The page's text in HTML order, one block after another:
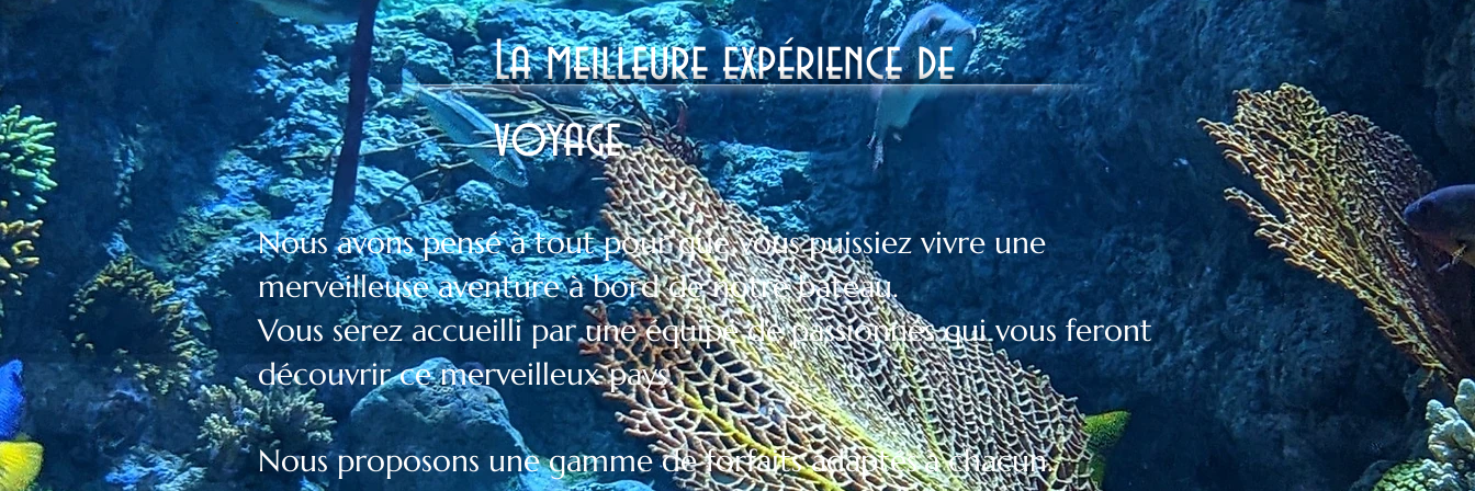
La meilleure expérience de
voyage
Nous avons pensé à tout pour que vous puissiez vivre une
merveilleuse aventure à bord de notre bateau.
Vous serez accueilli par une équipe de passionnés qui vous feront
découvrir ce merveilleux pays.
Nous proposons une gamme de forfaits adaptésà chacun.